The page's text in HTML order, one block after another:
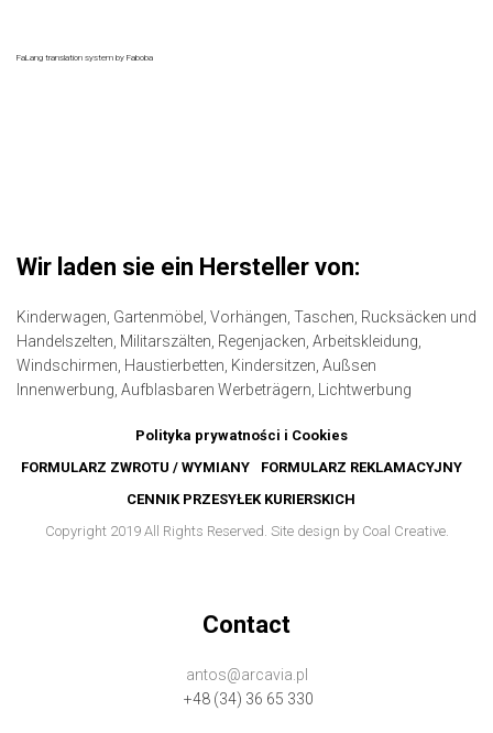
FaLang translation system by Faboba
Wir laden sie ein Hersteller von:
Kinderwagen, Gartenmöbel, Vorhängen, Taschen, Rucksäcken und
Handelszelten, Militarszälten, Regenjacken, Arbeitskleidung,
Windschirmen, Haustierbetten, Kindersitzen, Außsen
Innenwerbung, Aufblasbaren Werbeträgern, Lichtwerbung
Polityka prywatności i Cookies
FORMULARZ ZWROTU / WYMIANY
FORMULARZ REKLAMACYJNY
CENNIK PRZESYŁEK KURIERSKICH
Copyright 2019 All Rights Reserved. Site design by Coal Creative.
Contact
antos@arcavia.pl
+48 (34) 36 65 330